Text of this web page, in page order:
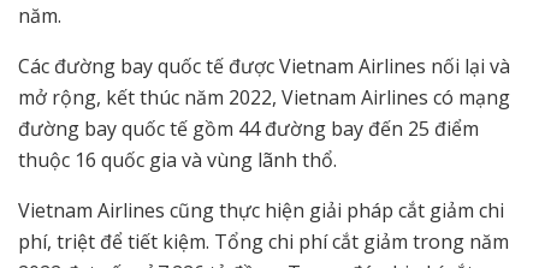
năm.
Các đường bay quốc tế được Vietnam Airlines nối lại và
mở rộng, kết thúc năm 2022, Vietnam Airlines có mạng
đường bay quốc tế gồm 44 đường bay đến 25 điểm
thuộc 16 quốc gia và vùng lãnh thổ.
Vietnam Airlines cũng thực hiện giải pháp cắt giảm chi
phí, triệt để tiết kiệm. Tổng chi phí cắt giảm trong năm